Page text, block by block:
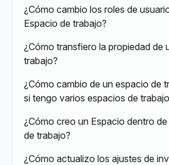
¿Cómo cambio los roles de
Espacio de trabajo?
¿Cómo transfiero la propiedad de
trabajo?
¿Cómo cambio de un espacio de
si tengo varios espacios de
¿Cómo creo un Espacio dentro
de trabajo?
¿Cómo actualizo los ajustes de